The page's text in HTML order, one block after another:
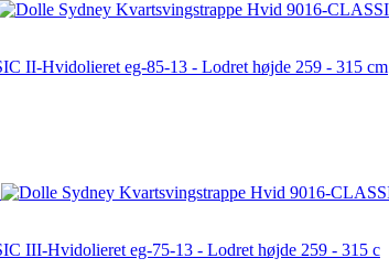
II-Hvidolieret eg-85-13 - Lodret højde 259 - 315 cm
III-Hvidolieret eg-75-13 - Lodret højde 259 - 315 c